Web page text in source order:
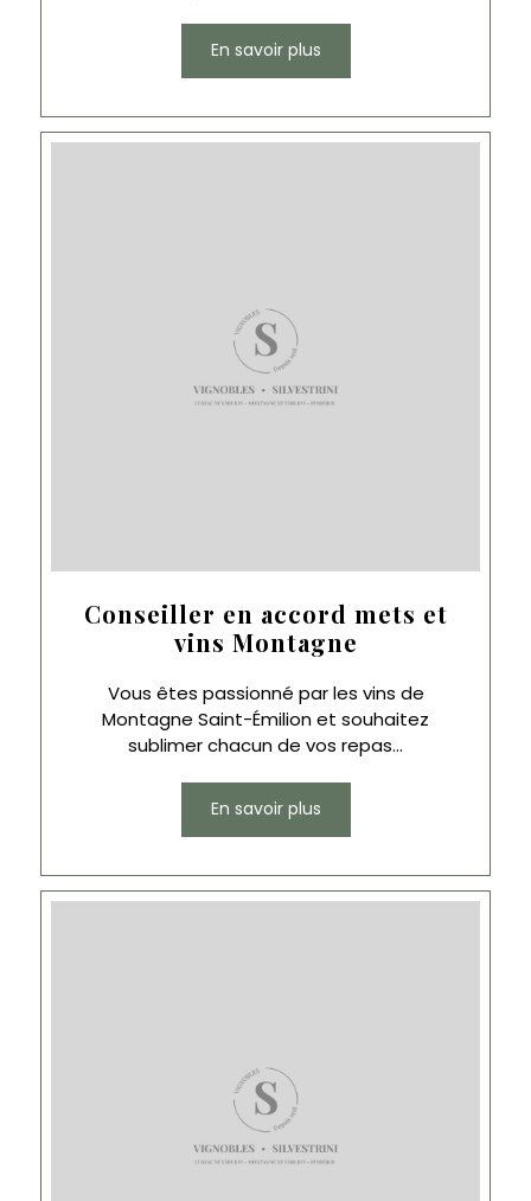
En savoir plus
Conseiller en accord mets et
vins Montagne
Vous êtes passionné par les vins de
Montagne Saint-Émilion et souhaitez
sublimer chacun de vos repas...
En savoir plus